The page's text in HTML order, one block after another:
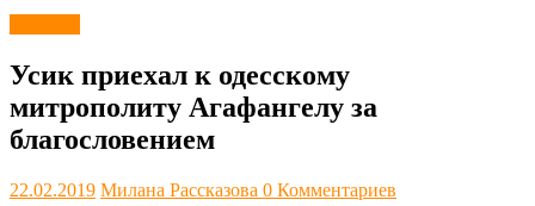
Усик приехал к одесскому
митрополиту Агафангелу за
благословением
22.02.2019 Милана Рассказова 0 Комментариев